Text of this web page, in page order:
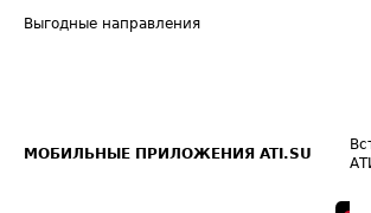
Выгодные направления
МОБИЛЬНЫЕ ПРИЛОЖЕНИЯ ATI.SU